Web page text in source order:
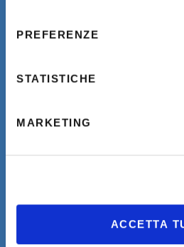
PREFERENZE
STATISTICHE
MARKETING
ACCETTA